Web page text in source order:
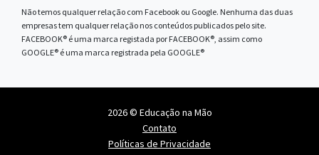
Não temos qualquer relação com Facebook ou Google. Nenhuma das duas
empresas tem qualquer relação nos conteúdos publicados pelo site.
FACEBOOK® é uma marca registada por FACEBOOK®, assim como
GOOGLE® é uma marca registrada pela GOOGLE®
2026 © Educação na Mão
Contato
Políticas de Privacidade